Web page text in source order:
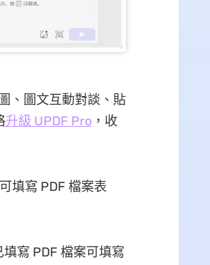
、圖文互動對談、貼
升級 UPDF Pro，收
填寫 PDF 檔案表
寫 PDF 檔案可填寫